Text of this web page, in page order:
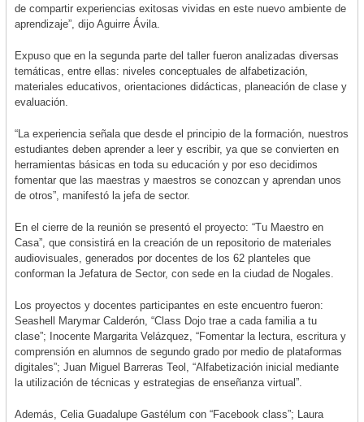
de compartir experiencias exitosas vividas en este nuevo ambiente de
aprendizaje”, dijo Aguirre Ávila.
Expuso que en la segunda parte del taller fueron analizadas diversas
temáticas, entre ellas: niveles conceptuales de alfabetización,
materiales educativos, orientaciones didácticas, planeación de clase y
evaluación.
“La experiencia señala que desde el principio de la formación, nuestros
estudiantes deben aprender a leer y escribir, ya que se convierten en
herramientas básicas en toda su educación y por eso decidimos
fomentar que las maestras y maestros se conozcan y aprendan unos
de otros”, manifestó la jefa de sector.
En el cierre de la reunión se presentó el proyecto: “Tu Maestro en
Casa”, que consistirá en la creación de un repositorio de materiales
audiovisuales, generados por docentes de los 62 planteles que
conforman la Jefatura de Sector, con sede en la ciudad de Nogales.
Los proyectos y docentes participantes en este encuentro fueron:
Seashell Marymar Calderón, “Class Dojo trae a cada familia a tu
clase”; Inocente Margarita Velázquez, “Fomentar la lectura, escritura y
comprensión en alumnos de segundo grado por medio de plataformas
digitales”; Juan Miguel Barreras Teol, “Alfabetización inicial mediante
la utilización de técnicas y estrategias de enseñanza virtual”.
Además, Celia Guadalupe Gastélum con “Facebook class”; Laura